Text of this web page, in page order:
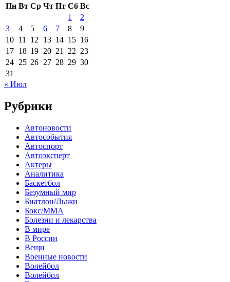
Пн Вт Ср Чт Пт Сб Вс
1
2
3
4 5 6 7 8
9
10 11 12 13 14 15 16
17 18 19 20 21 22 23
24 25 26 27 28 29 30
31
« Июл
Рубрики
Автоновости
Автособытия
Автоспорт
Автоэксперт
Актеры
Аналитика
Баскетбол
Безумный мир
Биатлон/Лыжи
Бокс/MMA
Болезни и лекарства
В мире
В России
Вещи
Военные новости
Волейбол
Волейбол